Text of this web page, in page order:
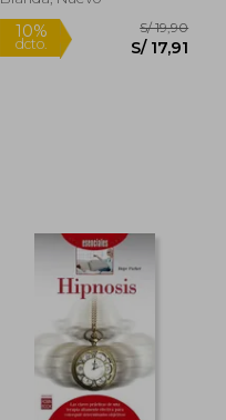
10%
dcto.